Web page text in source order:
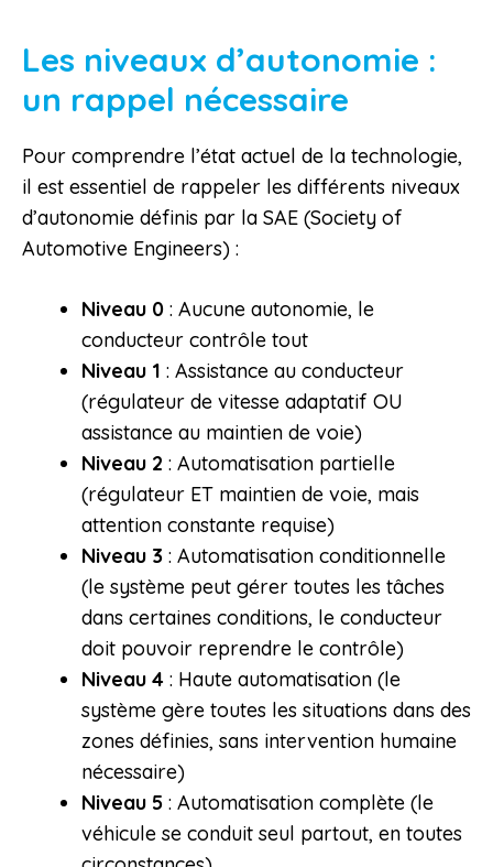
Les niveaux d’autonomie :
un rappel nécessaire
Pour comprendre l’état actuel de la technologie,
il est essentiel de rappeler les différents niveaux
d’autonomie définis par la SAE (Society of
Automotive Engineers) :
Niveau 0 : Aucune autonomie, le
conducteur contrôle tout
Niveau 1 : Assistance au conducteur
(régulateur de vitesse adaptatif OU
assistance au maintien de voie)
Niveau 2 : Automatisation partielle
(régulateur ET maintien de voie, mais
attention constante requise)
Niveau 3 : Automatisation conditionnelle
(le système peut gérer toutes les tâches
dans certaines conditions, le conducteur
doit pouvoir reprendre le contrôle)
Niveau 4 : Haute automatisation (le
système gère toutes les situations dans des
zones définies, sans intervention humaine
nécessaire)
Niveau 5 : Automatisation complète (le
véhicule se conduit seul partout, en toutes